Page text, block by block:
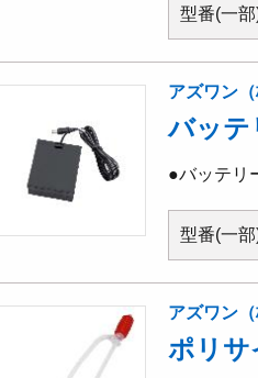
型番(一
アズワン（
バッテ
●バッテリ
型番(一
アズワン（
ポリサ